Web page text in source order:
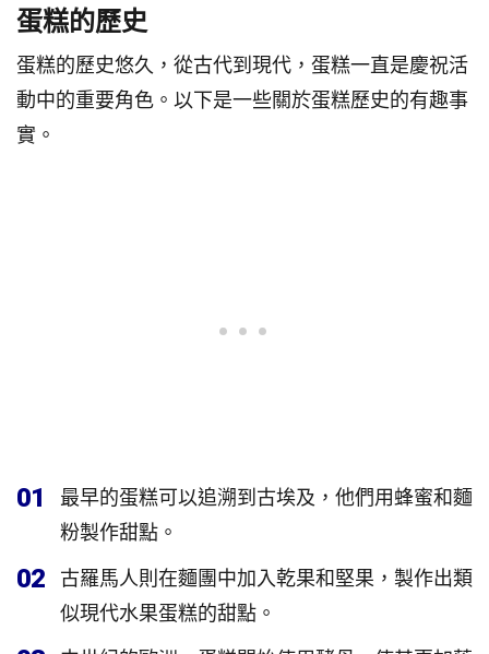
蛋糕的歷史
蛋糕的歷史悠久，從古代到現代，蛋糕一直是慶祝活
動中的重要角色。以下是一些關於蛋糕歷史的有趣事
實。
01
最早的蛋糕可以追溯到古埃及，他們用蜂蜜和麵
粉製作甜點。
02
古羅馬人則在麵團中加入乾果和堅果，製作出類
似現代水果蛋糕的甜點。